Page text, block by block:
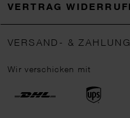
VERTRAG
VERSAND- &
Wir verschicken mit